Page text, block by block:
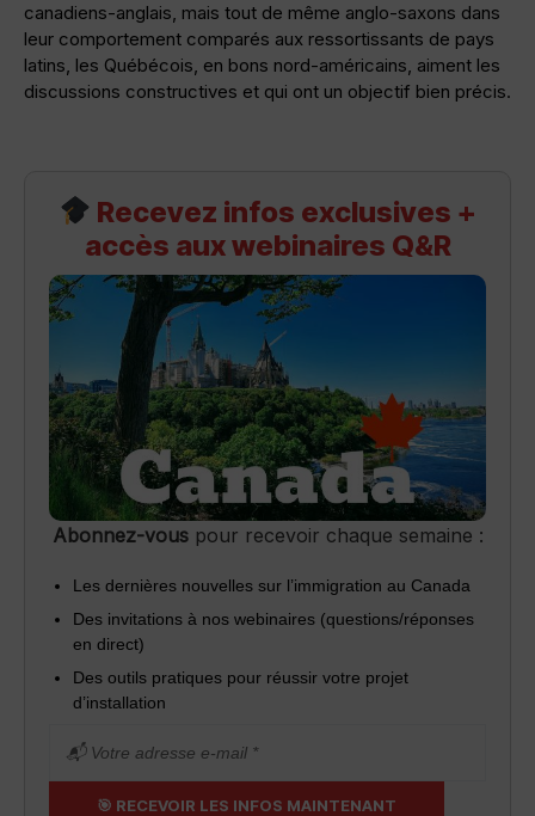
canadiens-anglais, mais tout de même anglo-saxons dans
leur comportement comparés aux ressortissants de pays
latins, les Québécois, en bons nord-américains, aiment les
discussions constructives et qui ont un objectif bien précis.
Recevez infos exclusives +
accès aux webinaires Q&R
Abonnez-vouspour recevoir chaque semaine :
Les dernières nouvelles sur l’immigration au Canada
Des invitations à nos webinaires (questions/réponses
en direct)
Des outils pratiques pour réussir votre projet
d’installation